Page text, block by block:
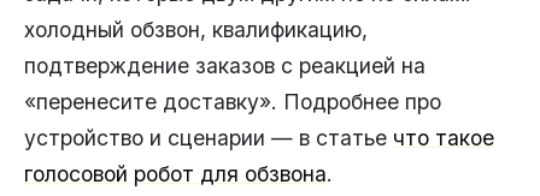
холодный обзвон, квалификацию,
подтверждение заказов с реакцией на
«перенесите доставку». Подробнее про
устройство и сценарии — в статье что такое
голосовой робот для обзвона.